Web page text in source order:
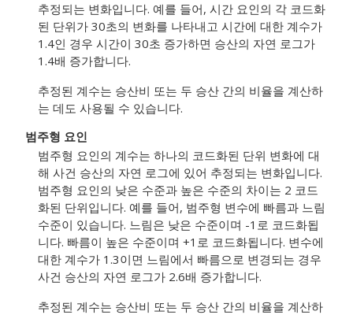
추정되는 변화입니다. 예를 들어, 시간 요인의 각 코드화
된 단위가 30초의 변화를 나타내고 시간에 대한 계수가
1.4인 경우 시간이 30초 증가하면 승산의 자연 로그가
1.4배 증가합니다.
추정된 계수는 승산비 또는 두 승산 간의 비율을 계산하
는 데도 사용될 수 있습니다.
범주형 요인
범주형 요인의 계수는 하나의 코드화된 단위 변화에 대
해 사건 승산의 자연 로그에 있어 추정되는 변화입니다.
범주형 요인의 낮은 수준과 높은 수준의 차이는 2 코드
화된 단위입니다. 예를 들어, 범주형 변수에 빠름과 느림
수준이 있습니다. 느림은 낮은 수준이며 -1로 코드화됩
니다. 빠름이 높은 수준이며 +1로 코드화됩니다. 변수에
대한 계수가 1.3이면 느림에서 빠름으로 변경되는 경우
사건 승산의 자연 로그가 2.6배 증가합니다.
추정된 계수는 승산비 또는 두 승산 간의 비율을 계산하